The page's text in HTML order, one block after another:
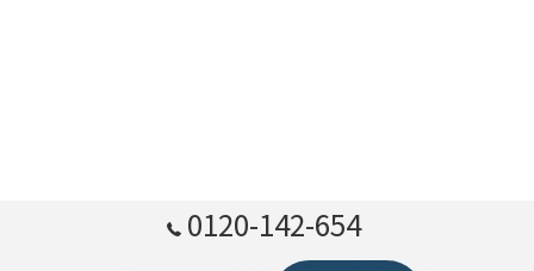
0120-142-654